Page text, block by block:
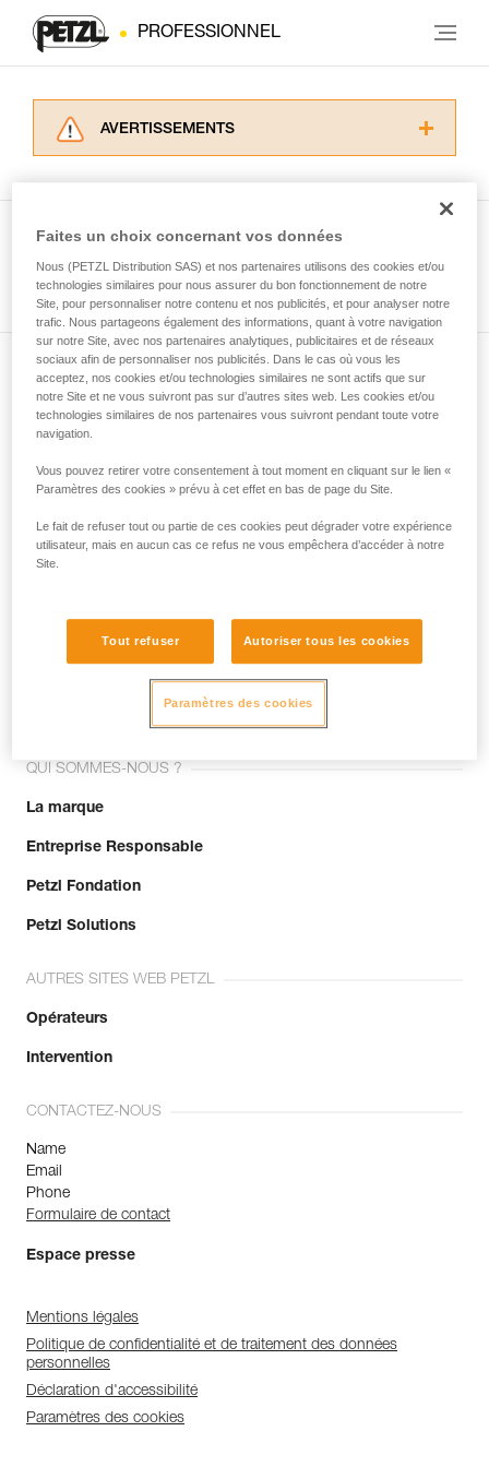
PROFESSIONNEL
AVERTISSEMENTS
informations de la notice technique pour
d’informations.
Maîtriser ces techniques nécessite une
formation et un entraînement spécifique. Validez
avec un professionnel votre capacité à refaire
la manipulation, seul, en toute sécurité, avant
de la reproduire en autonomie.
Nous donnons des exemples de techniques
Voir tous les conseils
Abonnez-vous à la newsletter
et restez connecté à notre actualité
Email *
Rejoignez la communauté !
QUI SOMMES-NOUS ?
La marque
Entreprise Responsable
Petzl Fondation
Petzl Solutions
AUTRES SITES WEB PETZL
Opérateurs
Intervention
CONTACTEZ-NOUS
Name
Email
Phone
Formulaire de contact
Espace presse
Mentions légales
Politique de confidentialité et de traitement des données
personnelles
Déclaration d'accessibilité
Paramètres des cookies
Faites un choix concernant vos données
Nous (PETZL Distribution SAS) et nos partenaires utilisons des cookies et/ou
technologies similaires pour nous assurer du bon fonctionnement de notre
Site, pour personnaliser notre contenu et nos publicités, et pour analyser notre
trafic. Nous partageons également des informations, quant à votre navigation
sur notre Site, avec nos partenaires analytiques, publicitaires et de réseaux
sociaux afin de personnaliser nos publicités. Dans le cas où vous les
acceptez, nos cookies et/ou technologies similaires ne sont actifs que sur
notre Site et ne vous suivront pas sur d’autres sites web. Les cookies et/ou
technologies similaires de nos partenaires vous suivront pendant toute votre
navigation.
Vous pouvez retirer votre consentement à tout moment en cliquant sur le lien «
Paramètres des cookies » prévu à cet effet en bas de page du Site.
Le fait de refuser tout ou partie de ces cookies peut dégrader votre expérience
utilisateur, mais en aucun cas ce refus ne vous empêchera d’accéder à notre
Site.
Tout refuser Autoriser tous les cookies
Paramètres des cookies